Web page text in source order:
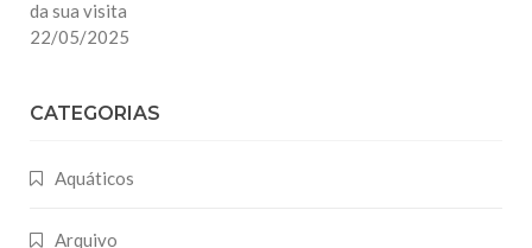
da sua visita
22/05/2025
CATEGORIAS
Aquáticos
Arquivo